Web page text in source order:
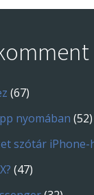
(67)
nyomában (52)
szótár iPhone-
(47)